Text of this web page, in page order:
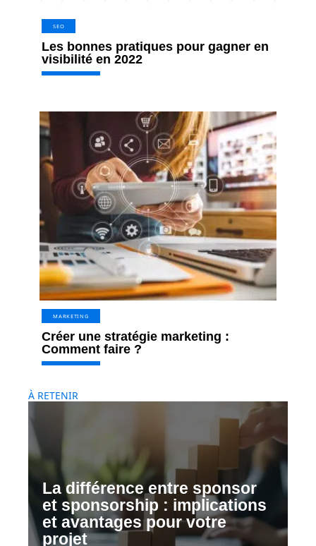
SEO
Les bonnes pratiques pour gagner en
visibilité en 2022
MARKETING
Créer une stratégie marketing :
Comment faire ?
À RETENIR
La différence entre sponsor
et sponsorship : implications
et avantages pour votre
projet